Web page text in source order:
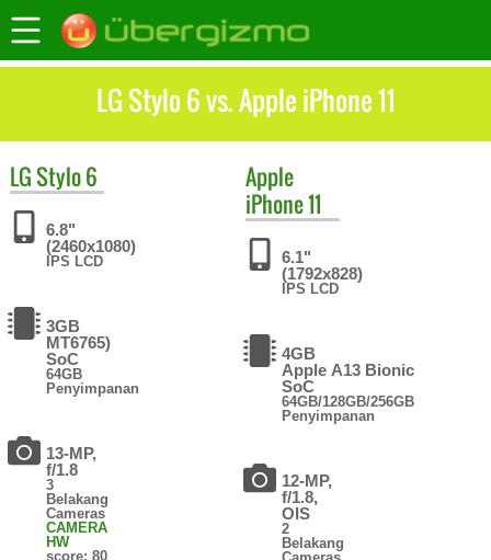
LG Stylo 6 vs. Apple iPhone 11
LGStylo 6
6.8"
(2460x1080)
IPS LCD
3GB
MT6765)
SoC
64GB
Penyimpanan
13-MP,
f/1.8
3
Belakang
Cameras
CAMERA
HW
score: 80
Apple
iPhone 11
6.1"
(1792x828)
IPS LCD
4GB
Apple A13 Bionic
SoC
64GB/128GB/256GB
Penyimpanan
12-MP,
f/1.8,
OIS
2
Belakang